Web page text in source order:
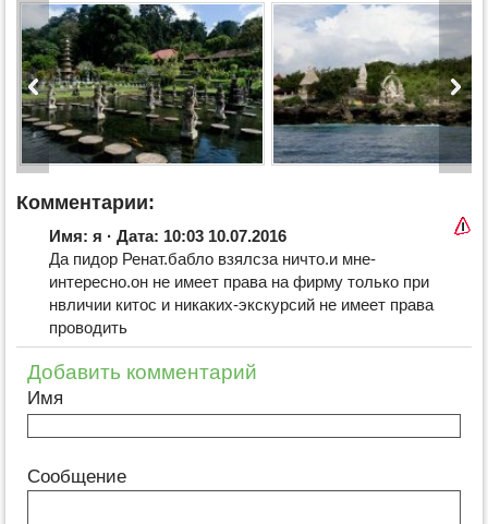
Комментарии:
Имя: я · Дата: 10:03 10.07.2016
Да пидор Ренат.бабло взялсза ничто.и мне-
интересно.он не имеет права на фирму только при
нвличии китос и никаких-экскурсий не имеет права
проводить
Добавить комментарий
Имя
Сообщение